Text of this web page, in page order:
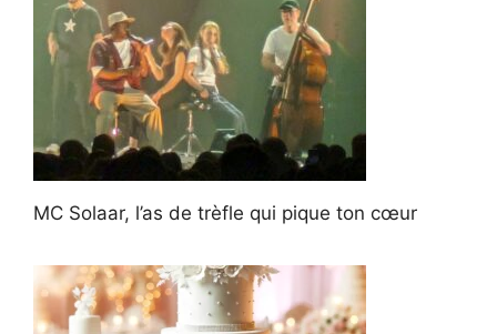
MC Solaar, l’as de trèfle qui pique ton cœur